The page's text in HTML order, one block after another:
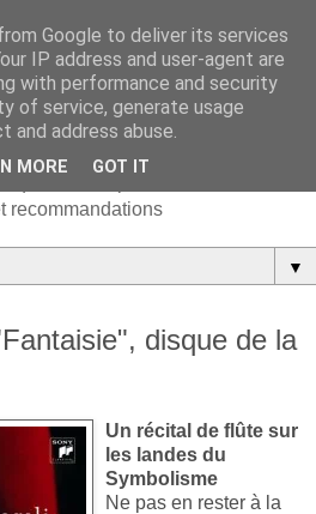
recommandations
▼
disque de la
Un récital de flûte sur
les landes du
Symbolisme
Ne pas en rester à la
Google to deliver its services
IP address and user-agent are
with performance and security
of service, generate usage
address abuse.
MORE GOT IT